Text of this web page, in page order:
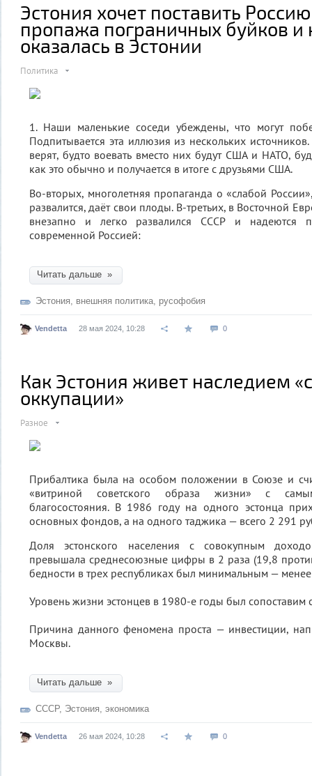
Эстония хочет поставить
пропажа пограничных буйков и
оказалась в Эстонии
Политика
1. Наши маленькие соседи убеждены, что могут
Подпитывается эта иллюзия из нескольких
верят, будто воевать вместо них будут США и НАТО,
как это обычно и получается в итоге с друзьями США.
Во-вторых, многолетняя пропаганда о «слабой
развалится, даёт свои плоды. В-третьих, в Восточной
внезапно и легко развалился СССР и надеются
современной Россией:
Читать дальше »
Эстония, внешняя политика, русофобия
Vendetta 28 мая 2024, 10:28 0
Как Эстония живет наследием
оккупации»
Разное
Прибалтика была на особом положении в Союзе и
«витриной советского образа жизни» с
благосостояния. В 1986 году на одного эстонца
основных фондов, а на одного таджика — всего 2 291
Доля эстонского населения с совокупным
превышала среднесоюзные цифры в 2 раза (19,8
бедности в трех республиках был минимальным —
Уровень жизни эстонцев в 1980-е годы был сопоставим
Причина данного феномена проста — инвестиции,
Москвы.
Читать дальше »
СССР, Эстония, экономика
Vendetta 26 мая 2024, 10:28 0